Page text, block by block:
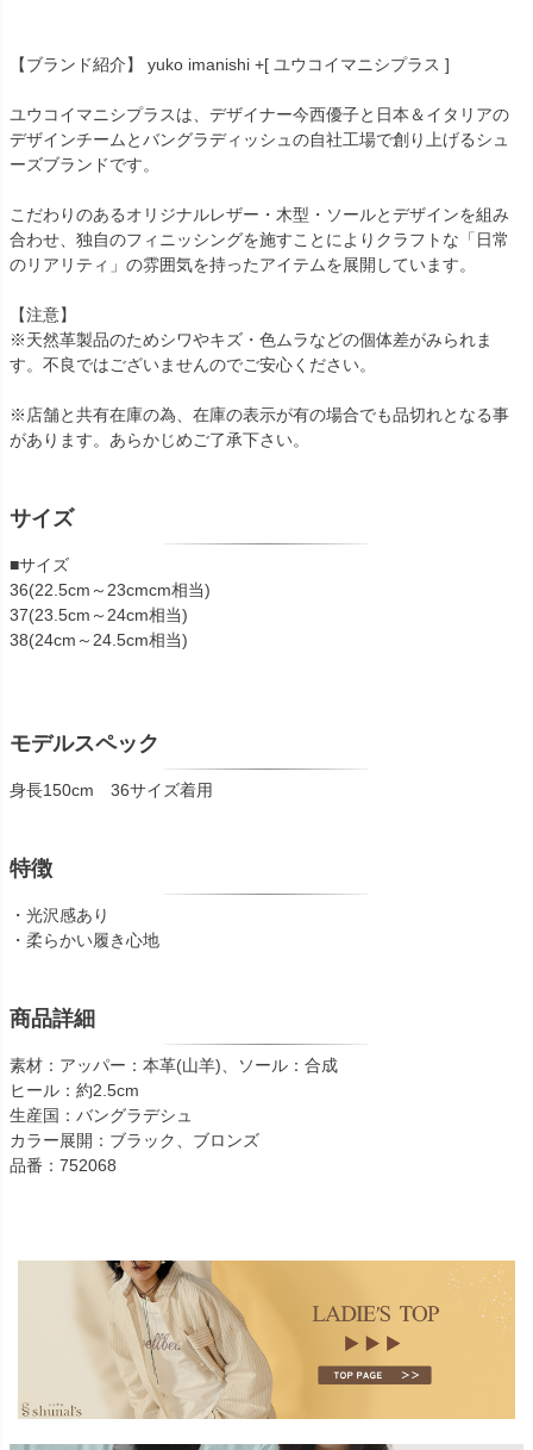
【ブランド紹介】 yuko imanishi +[ ユウコイマニシプラス ]
ユウコイマニシプラスは、デザイナー今西優子と日本＆イタリアの
デザインチームとバングラディッシュの自社工場で創り上げるシュ
ーズブランドです。
こだわりのあるオリジナルレザー・木型・ソールとデザインを組み
合わせ、独自のフィニッシングを施すことによりクラフトな「日常
のリアリティ」の雰囲気を持ったアイテムを展開しています。
【注意】
※天然革製品のためシワやキズ・色ムラなどの個体差がみられま
す。不良ではございませんのでご安心ください。
※店舗と共有在庫の為、在庫の表示が有の場合でも品切れとなる事
があります。あらかじめご了承下さい。
サイズ
■サイズ
36(22.5cm～23cmcm相当)
37(23.5cm～24cm相当)
38(24cm～24.5cm相当)
モデルスペック
身長150cm 36サイズ着用
特徴
・光沢感あり
・柔らかい履き心地
商品詳細
素材：アッパー：本革(山羊)、ソール：合成
ヒール：約2.5cm
生産国：バングラデシュ
カラー展開：ブラック、ブロンズ
品番：752068